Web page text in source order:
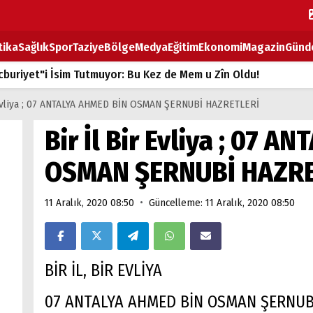
SağlıkSporTaziyeBölgeMedyaEğitimEkonomiMagazin
İsim Tutmuyor: Bu Kez de Mem u Zîn Oldu!
Fiyatlarına Zam
sırtındaki ağır yük
TAHTASI
; 07 ANTALYA AHMED BİN OSMAN ŞERNUBİ HAZRETLERİ
Bir İl Bir Evliya ; 07
OSMAN ŞERNUBİ
11 Aralık, 2020 08:50 • Güncelleme: 11 Aralık, 2020 08:50
BİR İL, BİR EVLİYA
07 ANTALYA AHMED BİN OSMAN